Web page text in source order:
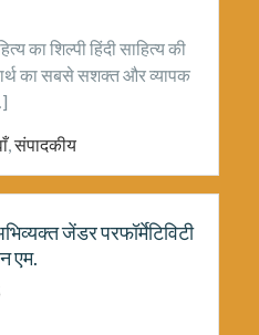
का शिल्पी हिंदी साहित्य की
का सबसे सशक्त और व्यापक
,संपादकीय
जेंडर परफॉर्मेटिविटी
एम.